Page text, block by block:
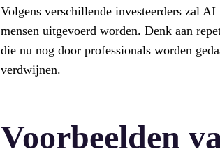
Volgens verschillende investeerders zal
mensen uitgevoerd worden. Denk aan
die nu nog door professionals worden
verdwijnen.
Voorbeelden